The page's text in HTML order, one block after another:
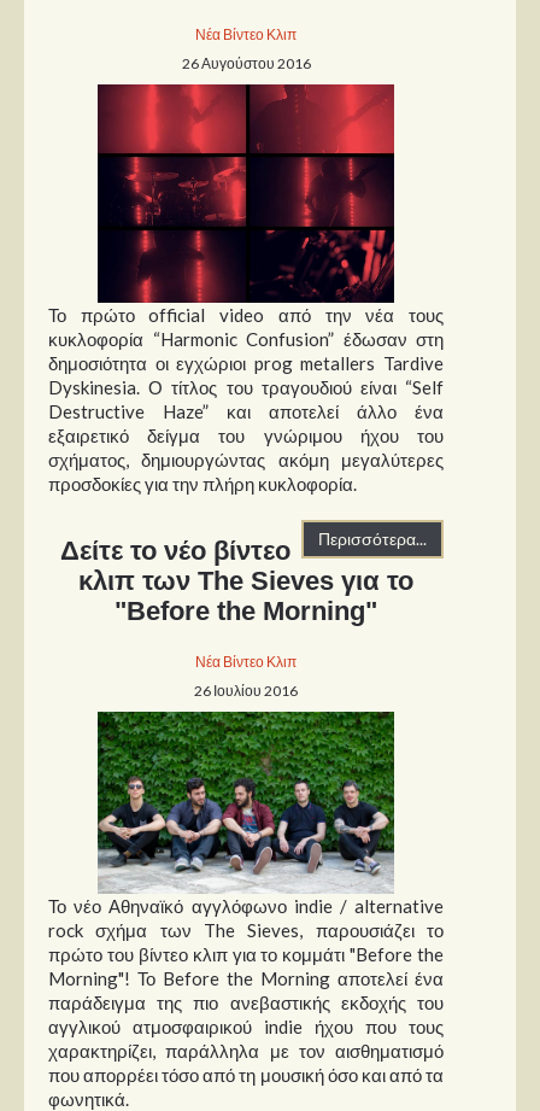
Νέα Βίντεο Κλιπ
26 Αυγούστου 2016
Το πρώτο official video από την νέα τους
κυκλοφορία “Harmonic Confusion” έδωσαν στη
δημοσιότητα οι εγχώριοι prog metallers Tardive
Dyskinesia. Ο τίτλος του τραγουδιού είναι “Self
Destructive Haze” και αποτελεί άλλο ένα
εξαιρετικό δείγμα του γνώριμου ήχου του
σχήματος, δημιουργώντας ακόμη μεγαλύτερες
προσδοκίες για την πλήρη κυκλοφορία.
Περισσότερα...
Δείτε το νέο βίντεο
κλιπ των The Sieves για το
"Before the Morning"
Νέα Βίντεο Κλιπ
26 Ιουλίου 2016
Το νέο Αθηναϊκό αγγλόφωνο indie / alternative
rock σχήμα των The Sieves, παρουσιάζει το
πρώτο του βίντεο κλιπ για το κομμάτι "Before the
Morning"! Το Before the Morning αποτελεί ένα
παράδειγμα της πιο ανεβαστικής εκδοχής του
αγγλικού ατμοσφαιρικού indie ήχου που τους
χαρακτηρίζει, παράλληλα με τον αισθηματισμό
που απορρέει τόσο από τη μουσική όσο και από τα
φωνητικά.